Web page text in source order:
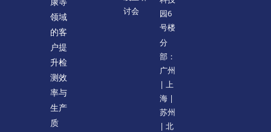
领域
的客
户提
升检
测效
率与
生产
质
讨会
园6
号楼
分
部：
广州
| 上
海 |
苏州
| 北